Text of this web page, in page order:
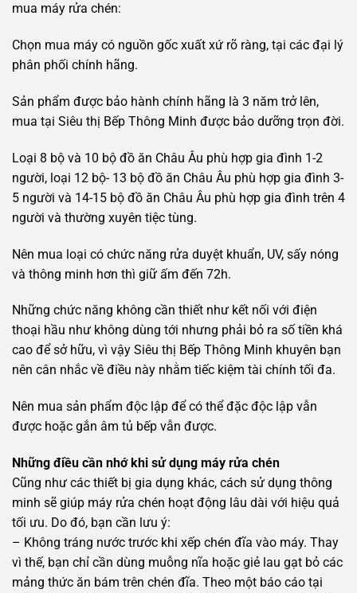
mua máy rửa chén:
Chọn mua máy có nguồn gốc xuất xứ rõ ràng, tại các đại lý
phân phối chính hãng.
Sản phẩm được bảo hành chính hãng là 3 năm trở lên,
mua tại Siêu thị Bếp Thông Minh được bảo dưỡng trọn đời.
Loại 8 bộ và 10 bộ đồ ăn Châu Âu phù hợp gia đình 1-2
người, loại 12 bộ- 13 bộ đồ ăn Châu Âu phù hợp gia đình 3-
5 người và 14-15 bộ đồ ăn Châu Âu phù hợp gia đình trên 4
người và thường xuyên tiệc tùng.
Nên mua loại có chức năng rửa duyệt khuẩn, UV, sấy nóng
và thông minh hơn thì giữ ấm đến 72h.
Những chức năng không cần thiết như kết nối với điện
thoại hầu như không dùng tới nhưng phải bỏ ra số tiền khá
cao để sở hữu, vì vậy Siêu thị Bếp Thông Minh khuyên bạn
nên cân nhắc về điều này nhằm tiếc kiệm tài chính tối đa.
Nên mua sản phẩm độc lập để có thể đặc độc lập vẫn
được hoặc gắn âm tủ bếp vẫn được.
Những điều cần nhớ khi sử dụng máy rửa chén
Cũng như các thiết bị gia dụng khác, cách sử dụng thông
minh sẽ giúp máy rửa chén hoạt động lâu dài với hiệu quả
tối ưu. Do đó, bạn cần lưu ý:
– Không tráng nước trước khi xếp chén đĩa vào máy. Thay
vì thế, bạn chỉ cần dùng muỗng nĩa hoặc giẻ lau gạt bỏ các
mảng thức ăn bám trên chén đĩa. Theo một báo cáo tại